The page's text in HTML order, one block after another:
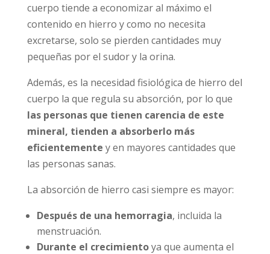
cuerpo tiende a economizar al máximo el
contenido en hierro y como no necesita
excretarse, solo se pierden cantidades muy
pequeñas por el sudor y la orina.
Además, es la necesidad fisiológica de hierro del
cuerpo la que regula su absorción, por lo que
las personas que tienen carencia de este
mineral, tienden a absorberlo más
eficientemente y en mayores cantidades que
las personas sanas.
La absorción de hierro casi siempre es mayor:
Después de una hemorragia, incluida la
menstruación.
Durante el crecimientoya que aumenta el